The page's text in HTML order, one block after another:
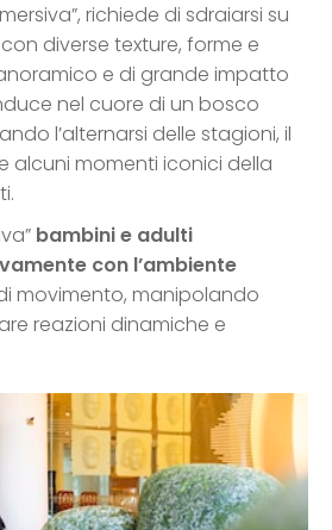
richiede di sdraiarsi su
con diverse texture, forme e
e di grande impatto
nel cuore di un bosco
l’alternarsi delle stagioni, il
alcuni momenti iconici della
bambini e adulti
con l’ambiente
movimento, manipolando
reazioni dinamiche e